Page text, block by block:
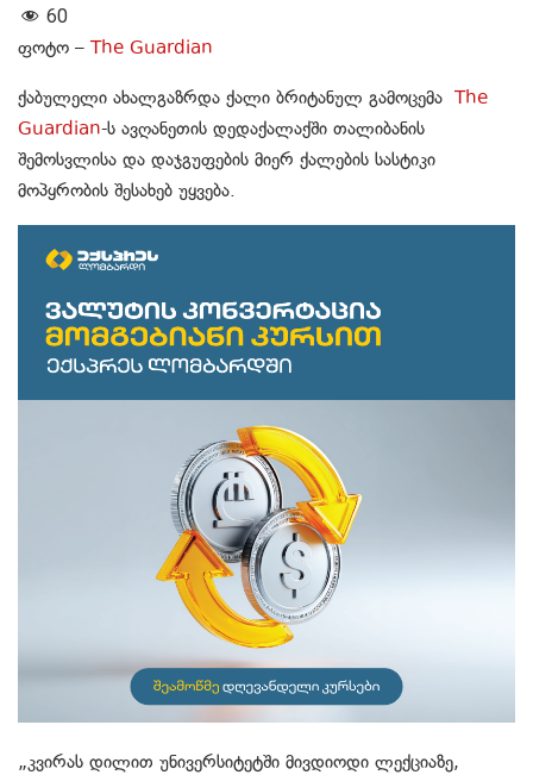
60
ფოტო – The Guardian
ქაბულელი ახალგაზრდა ქალი ბრიტანულ გამოცემა The
Guardian-ს ავღანეთის დედაქალაქში თალიბანის
შემოსვლისა და დაჯგუფების მიერ ქალების სასტიკი
მოპყრობის შესახებ უყვება.
„კვირას დილით უნივერსიტეტში მივდიოდი ლექციაზე,